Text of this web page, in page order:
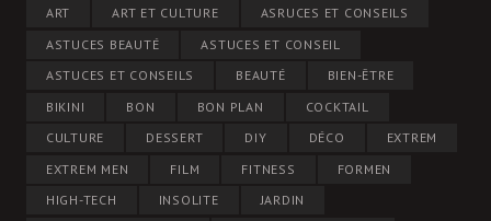
ART ART ET CULTURE
ASRUCES ET CONSEILS
ASTUCES BEAUTÉ
ASTUCES ET CONSEIL
ASTUCES ET CONSEILS
BEAUTÉ
BIEN-ÊTRE
BIKINI
BON BON PLAN
COCKTAIL
CULTURE
DESSERT DIY DÉCO
EXTREM
EXTREM MEN
FILM FITNESS
FORMEN
HIGH-TECH
INSOLITE
JARDIN